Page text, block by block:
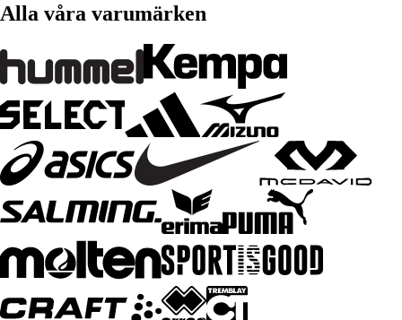
Alla våra varumärken